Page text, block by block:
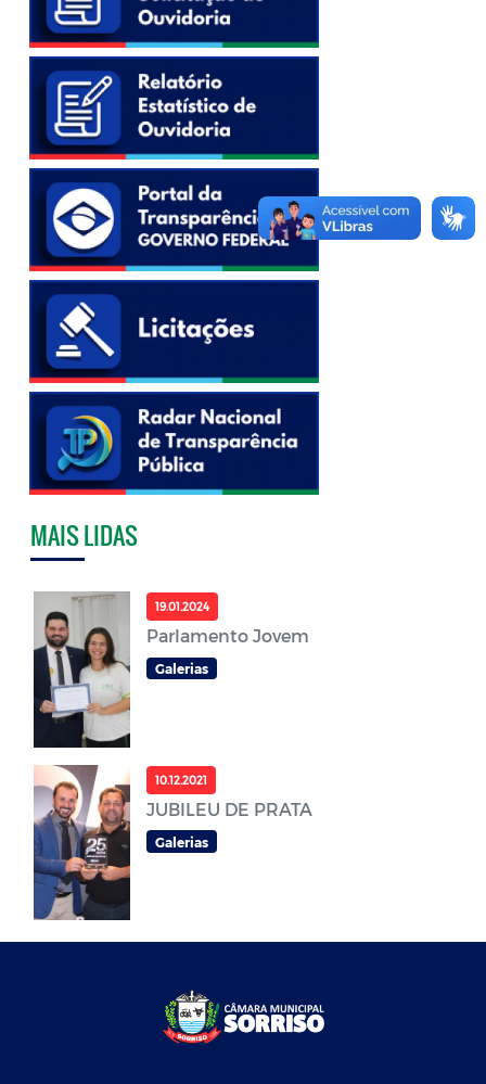
MAIS LIDAS
19.01.2024
Parlamento Jovem
Galerias
10.12.2021
JUBILEU DE PRATA
Galerias